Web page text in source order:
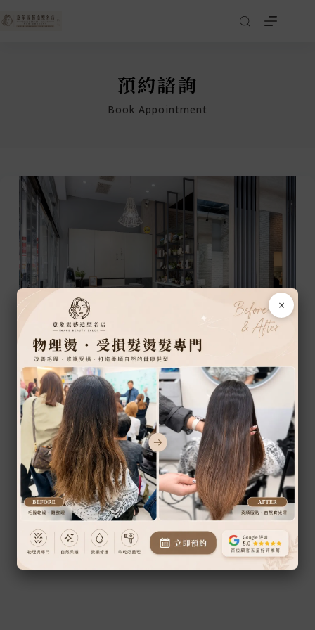
預約諮詢
Book Appointment
專屬於您的髮型規劃
每個人的髮質、受損程度與整理習慣都不同，因
此我們不追求制式化的操作流程，而是透過完整
諮詢與髮況評估，提供適合您的髮型建議。
期待每一次服務，都能兼顧美感、髮質與日常好
整理，讓您自在享受每一天的髮型。
點此預約 →
×